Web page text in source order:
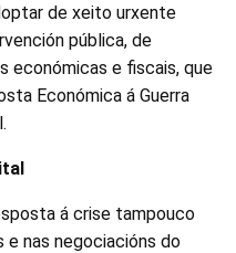
de xeito urxente
pública, de
económicas e fiscais, que
Económica á Guerra
á crise tampouco
nas negociacións do